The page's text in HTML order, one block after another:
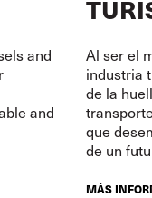
and
and
Al ser el
industria
de la
que
de un
MÁS